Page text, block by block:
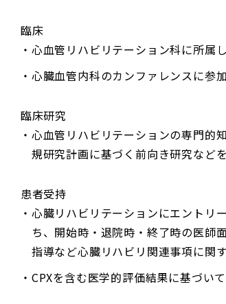
臨床
心血管リハビリテーション科に所属
心臓血管内科のカンファレンスに参
臨床研究
心血管リハビリテーションの専門的
規研究計画に基づく前向き研究など
患者受持
心臓リハビリテーションにエントリ
ち、開始時・退院時・終了時の医師
指導など心臓リハビリ関連事項に関
CPXを含む医学的評価結果に基づい